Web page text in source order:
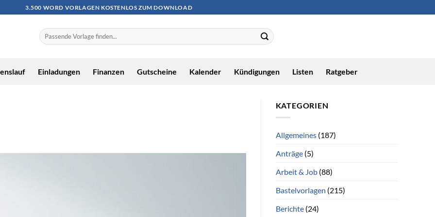
3.500 WORD VORLAGEN KOSTENLOS ZUM DOWNLOAD
Einladungen Finanzen Gutscheine Kalender Kündigungen Listen Ratgeber
KATEGORIEN
Allgemeines(187)
Anträge(5)
Arbeit & Job(88)
Bastelvorlagen (215)
Berichte(24)